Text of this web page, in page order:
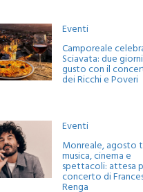
Eventi
Camporeale
Sciavata: due
gusto con il
dei Ricchi e Poveri
Eventi
Monreale, agosto
musica, cinema e
spettacoli: attesa
concerto di
Renga